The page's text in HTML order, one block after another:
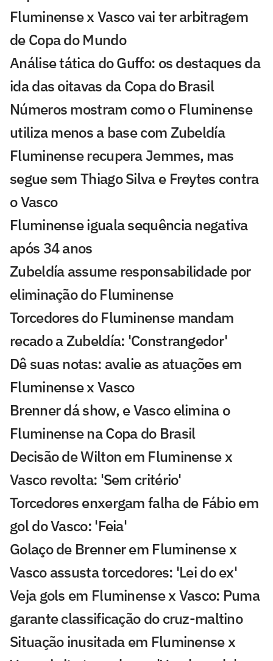
Fluminense x Vasco vai ter arbitragem
de Copa do Mundo
Análise tática do Guffo: os destaques da
ida das oitavas da Copa do Brasil
Números mostram como o Fluminense
utiliza menos a base com Zubeldía
Fluminense recupera Jemmes, mas
segue sem Thiago Silva e Freytes contra
o Vasco
Fluminense iguala sequência negativa
após 34 anos
Zubeldía assume responsabilidade por
eliminação do Fluminense
Torcedores do Fluminense mandam
recado a Zubeldía: 'Constrangedor'
Dê suas notas: avalie as atuações em
Fluminense x Vasco
Brenner dá show, e Vasco elimina o
Fluminense na Copa do Brasil
Decisão de Wilton em Fluminense x
Vasco revolta: 'Sem critério'
Torcedores enxergam falha de Fábio em
gol do Vasco: 'Feia'
Golaço de Brenner em Fluminense x
Vasco assusta torcedores: 'Lei do ex'
Veja gols em Fluminense x Vasco: Puma
garante classificação do cruz-maltino
Situação inusitada em Fluminense x